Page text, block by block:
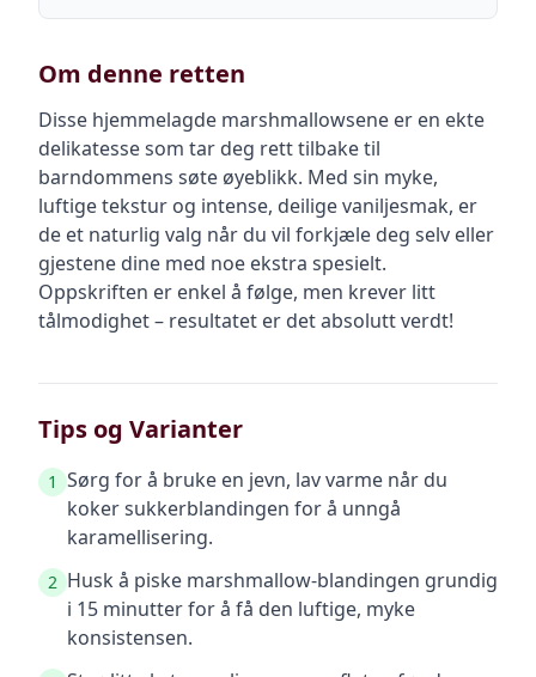
Om denne retten
Disse hjemmelagde marshmallowsene er en ekte
delikatesse som tar deg rett tilbake til
barndommens søte øyeblikk. Med sin myke,
luftige tekstur og intense, deilige vaniljesmak, er
de et naturlig valg når du vil forkjæle deg selv eller
gjestene dine med noe ekstra spesielt.
Oppskriften er enkel å følge, men krever litt
tålmodighet – resultatet er det absolutt verdt!
Tips og Varianter
1 Sørg for å bruke en jevn, lav varme når du
koker sukkerblandingen for å unngå
karamellisering.
2 Husk å piske marshmallow-blandingen grundig
i 15 minutter for å få den luftige, myke
konsistensen.